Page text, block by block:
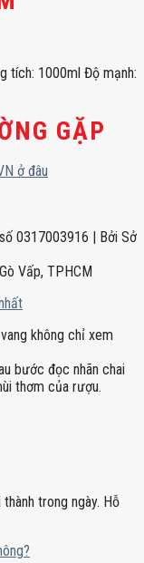
tích: 1000ml Độ mạnh:
GẶP
ở đâu
0317003916 | Bởi Sở
Vấp, TPHCM
không chỉ xem
bước đọc nhãn chai
thơm của rượu.
trong ngày. Hỗ